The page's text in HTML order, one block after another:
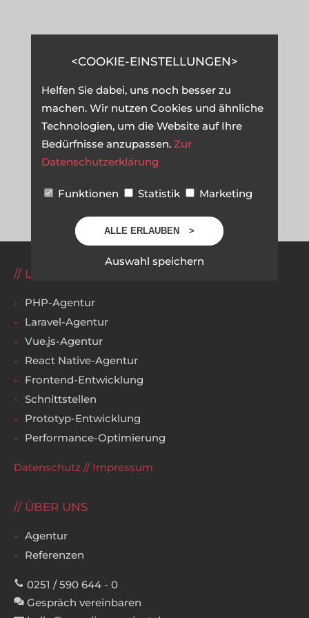
LEISTUNGEN
PHP-Agentur
Laravel-Agentur
Vue.js-Agentur
React Native-Agentur
Frontend-Entwicklung
Schnittstellen
Prototyp-Entwicklung
Performance-Optimierung
Datenschutz // Impressum
ÜBER UNS
Agentur
Referenzen
0251 / 590 644 - 0
Gespräch vereinbaren
COOKIE-EINSTELLUNGEN
Helfen Sie dabei, uns noch besser zu
machen. Wir nutzen Cookies und ähnliche
Technologien, um die Website auf Ihre
Bedürfnisse anzupassen. Zur
Datenschutzerklärung
Funktionen Statistik Marketing
ALLE ERLAUBEN
Auswahl speichern